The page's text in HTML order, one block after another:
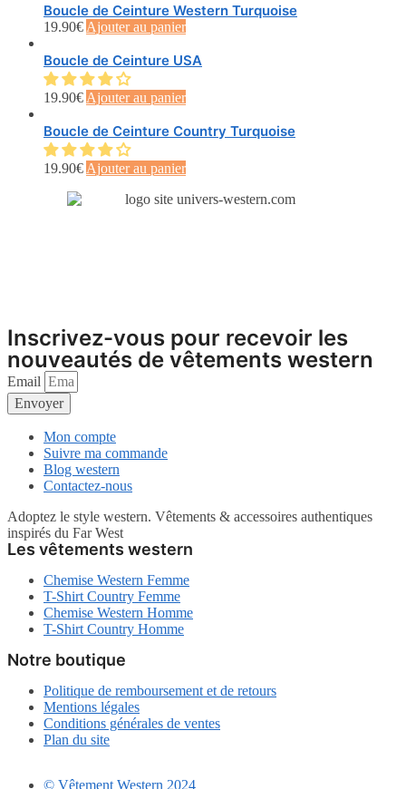
Boucle de Ceinture Western Turquoise
19.90€ Ajouter au panier
Boucle de Ceinture USA
19.90€ Ajouter au panier
Boucle de Ceinture Country Turquoise
19.90€ Ajouter au panier
Inscrivez-vous pour recevoir les
nouveautés de vêtements western
Email
Envoyer
Mon compte
Suivre ma commande
Blog western
Contactez-nous
Adoptez le style western. Vêtements & accessoires authentiques
inspirés du Far West
Les vêtements western
Chemise Western Femme
T-Shirt Country Femme
Chemise Western Homme
T-Shirt Country Homme
Notre boutique
Politique de remboursement et de retours
Mentions légales
Conditions générales de ventes
Plan du site
© Vêtement Western 2024